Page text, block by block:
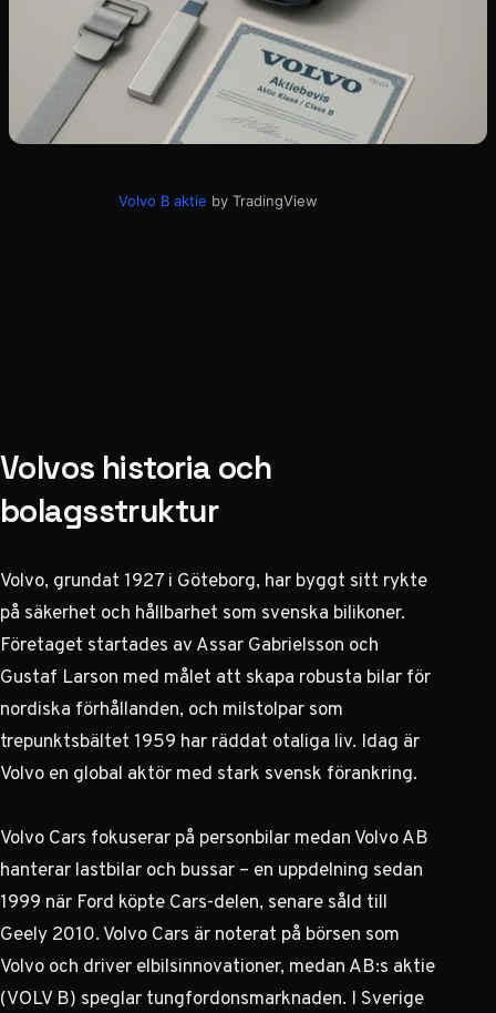
Volvo B aktie by TradingView
Volvos historia och
bolagsstruktur
Volvo, grundat 1927 i Göteborg, har byggt sitt rykte
på säkerhet och hållbarhet som svenska bilikoner.
Företaget startades av Assar Gabrielsson och
Gustaf Larson med målet att skapa robusta bilar för
nordiska förhållanden, och milstolpar som
trepunktsbältet 1959 har räddat otaliga liv. Idag är
Volvoen global aktör med stark svensk förankring.
Volvo Cars fokuserar på personbilar medan Volvo AB
hanterar lastbilar och bussar – en uppdelning sedan
1999 när Ford köpte Cars-delen, senare såld till
Geely 2010. Volvo Cars är noterat på börsen som
Volvooch driver elbilsinnovationer, medan AB:s aktie
(VOLV B) speglar tungfordonsmarknaden. I Sverige